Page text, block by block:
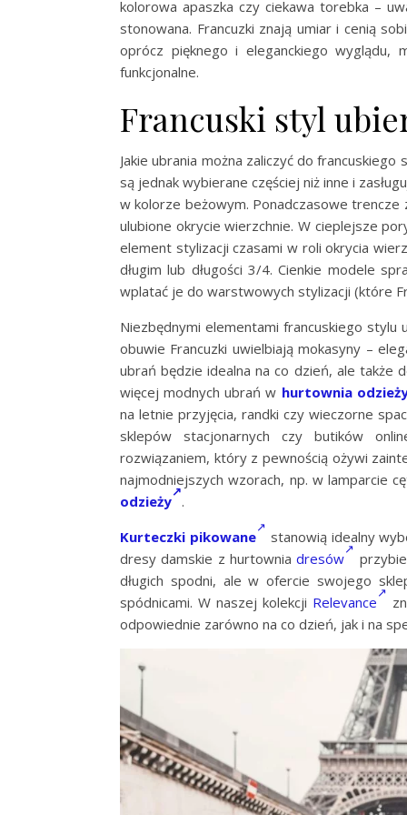
kolorowa apaszka czy ciekawa torebka –
stonowana. Francuzki znają umiar i cenią
oprócz pięknego i eleganckiego
funkcjonalne.
Francuski styl
Jakie ubrania można zaliczyć do
są jednak wybierane częściej niż inne i
w kolorze beżowym. Ponadczasowe trencze
ulubione okrycie wierzchnie. W cieplejsze
element stylizacji czasami w roli okrycia
długim lub długości 3/4. Cienkie modele
wplatać je do warstwowych stylizacji (które
Niezbędnymi elementami francuskiego
obuwie Francuzki uwielbiają mokasyny –
ubrań będzie idealna na co dzień, ale także
więcej modnych ubrań w hurtownia
na letnie przyjęcia, randki czy wieczorne
sklepów stacjonarnych czy butików
rozwiązaniem, który z pewnością ożywi
najmodniejszych wzorach, np. w lamparcie
odzieży .
Kurteczki pikowane
stanowią idealny
dresy damskie z hurtowniadresów
długich spodni, ale w ofercie swojego
spódnicami. W naszej kolekcji Relevance
odpowiednie zarówno na co dzień, jak i na